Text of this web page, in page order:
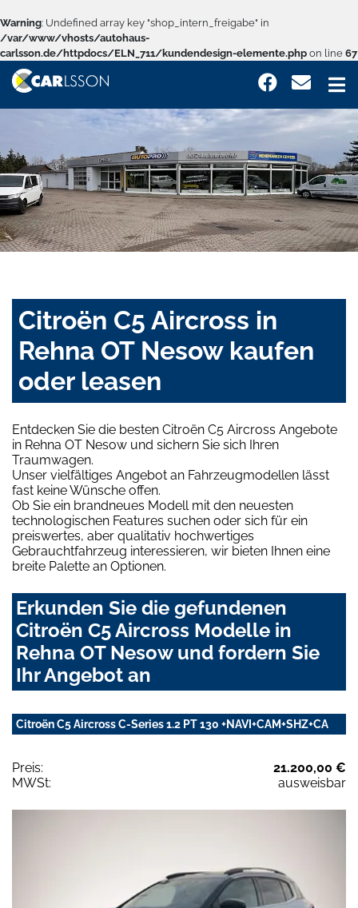
Warning: Undefined array key "shop_intern_freigabe" in
/var/www/vhosts/autohaus-
carlsson.de/httpdocs/ELN_711/kundendesign-elemente.php on line 67
Citroën C5 Aircross in
Rehna OT Nesow kaufen
oder leasen
Entdecken Sie die besten Citroën C5 Aircross Angebote
in Rehna OT Nesow und sichern Sie sich Ihren
Traumwagen.
Unser vielfältiges Angebot an Fahrzeugmodellen lässt
fast keine Wünsche offen.
Ob Sie ein brandneues Modell mit den neuesten
technologischen Features suchen oder sich für ein
preiswertes, aber qualitativ hochwertiges
Gebrauchtfahrzeug interessieren, wir bieten Ihnen eine
breite Palette an Optionen.
Erkunden Sie die gefundenen
Citroën C5 Aircross Modelle in
Rehna OT Nesow und fordern Sie
Ihr Angebot an
Citroën C5 Aircross C-Series 1.2 PT 130 +NAVI+CAM+SHZ+CA
Preis:
21.200,00 €
MWSt:
ausweisbar